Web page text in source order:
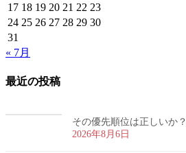
17 18 19 20 21 22 23
24 25 26 27 28 29 30
31
« 7月
最近の投稿
その優先順位は正しいか？
2026年8月6日